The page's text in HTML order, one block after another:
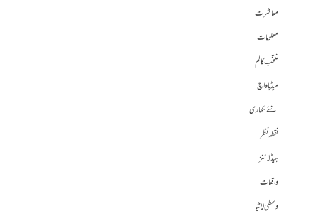
معاشرت
معلومات
منتخب کالم
میڈیا واچ
نئے لکھاری
نقطہ نظر
ہیڈلائنز
واقعات
وسطی ایشیا